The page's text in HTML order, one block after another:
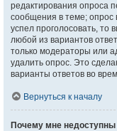
редактирования опроса
сообщения в теме; опрос
успел проголосовать, то
любой из вариантов
только модераторы или
удалить опрос. Это
варианты ответов во
Вернуться к началу
Почему мне